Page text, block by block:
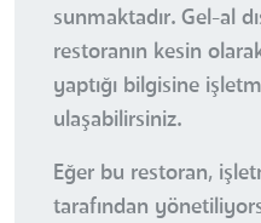
sunmaktadır. Gel-al
restoranın kesin
yaptığı bilgisine
ulaşabilirsiniz.
Eğer bu restoran,
tarafından